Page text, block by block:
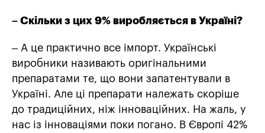
– Скільки з цих 9% виробляється в Україні?
– А це практично все імпорт. Українські
виробники називають оригінальними
препаратами те, що вони запатентували в
Україні. Але ці препарати належать скоріше
до традиційних, ніж інноваційних. На жаль, у
нас із інноваціями поки погано. В Європі 42%